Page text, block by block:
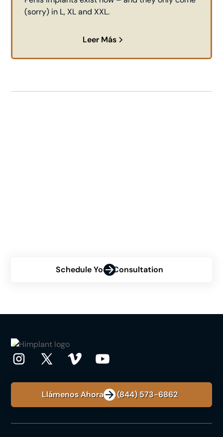
(sorry) in L, XL and XXL.
Leer Más
Schedule Your Consultation
Llámenos Ahora: +1 (844) 573-6862